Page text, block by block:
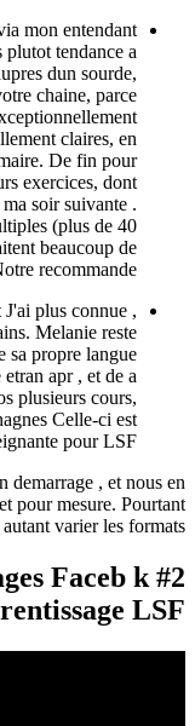
tenue via
jaurais
file pour LSF aupres
Afin de votre
paraissent
sont
de
Plusieurs
seront presentees ma
paraissent
Ce texte) , et traitent
en LSF. J' nous Notre
certainement J'ai
Signe2Mains.
LSF nest Manque sa
une telle langue etran
de super videos
Plusieurs
aujourdhui
donneront un bon
dautres du fur et
retenir nos signes,
Suivre des